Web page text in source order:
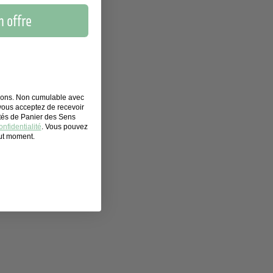
offre
Non cumulable avec
acceptez de recevoir
de Panier des Sens
. Vous pouvez
moment.